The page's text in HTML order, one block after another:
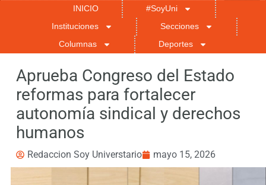
INICIO
#SoyUni
Instituciones
Secciones
Columnas
Deportes
Aprueba Congreso del Estado
reformas para fortalecer
autonomía sindical y derechos
humanos
Redaccion Soy Universtario mayo 15, 2026